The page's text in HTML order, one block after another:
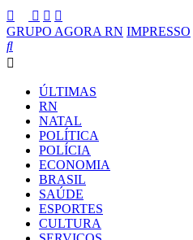
GRUPO AGORA RN IMPRESSO
ÚLTIMAS
RN
NATAL
POLÍTICA
POLÍCIA
ECONOMIA
BRASIL
SAÚDE
ESPORTES
CULTURA